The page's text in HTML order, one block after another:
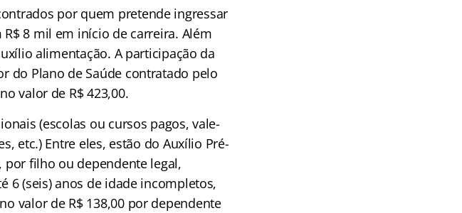
por quem pretende ingressar
8 mil em início de carreira. Além
alimentação. A participação da
do Plano de Saúde contratado pelo
valor de R$ 423,00.
(escolas ou cursos pagos, vale-
etc.) Entre eles, estão do Auxílio Pré-
por filho ou dependente legal,
6 (seis) anos de idade incompletos,
valor de R$ 138,00 por dependente